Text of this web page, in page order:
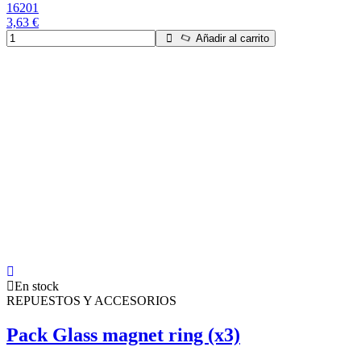
16201
3,63 €
Añadir al carrito
En stock
REPUESTOS Y ACCESORIOS
Pack Glass magnet ring (x3)